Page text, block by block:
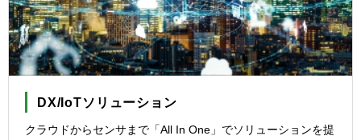
DX/IoTソリューション
クラウドからセンサまで「All In One」でソリューションを提